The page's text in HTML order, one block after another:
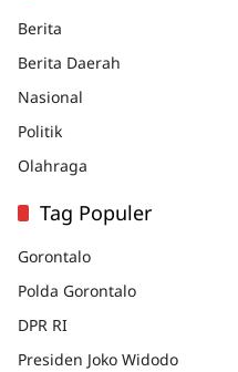
Berita
Berita Daerah
Nasional
Politik
Olahraga
Tag Populer
Gorontalo
Polda Gorontalo
DPR RI
Presiden Joko Widodo